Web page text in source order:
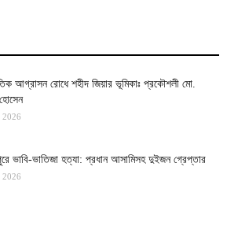
আগ্রাসন রোধে শহীদ জিয়ার ভূমিকাঃ প্রকৌশলী মো.
2026
ভাবি-ভাতিজা হত্যা: প্রধান আসামিসহ দুইজন গ্রেপ্তার
2026